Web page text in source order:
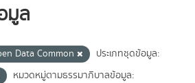
มูล
Data Common
ประเภทชุดข้อมูล:
หมวดหมู่ตามธรรมาภิบาลข้อมูล: